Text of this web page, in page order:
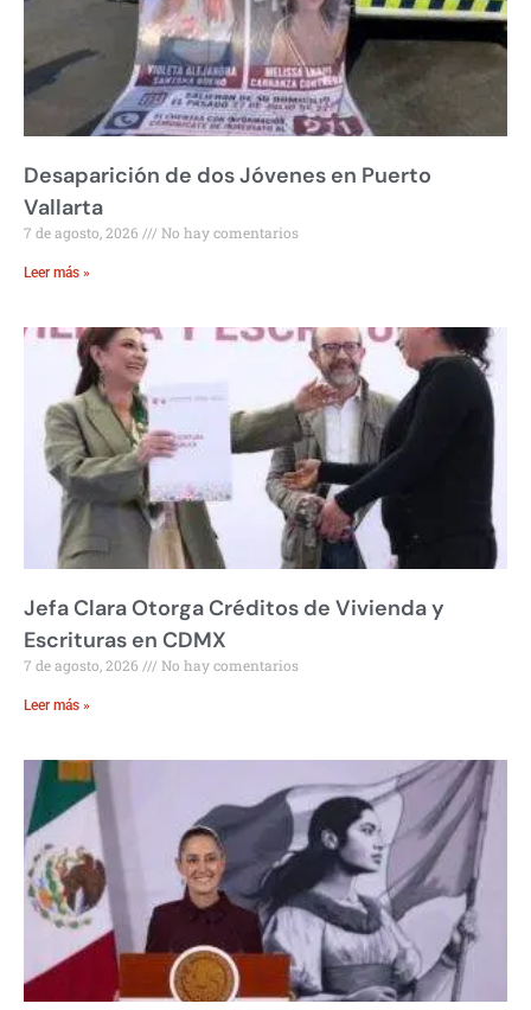
Desaparición de dos Jóvenes en Puerto
Vallarta
7 de agosto, 2026 No hay comentarios
Leer más »
Jefa Clara Otorga Créditos de Vivienda y
Escrituras en CDMX
7 de agosto, 2026 No hay comentarios
Leer más »